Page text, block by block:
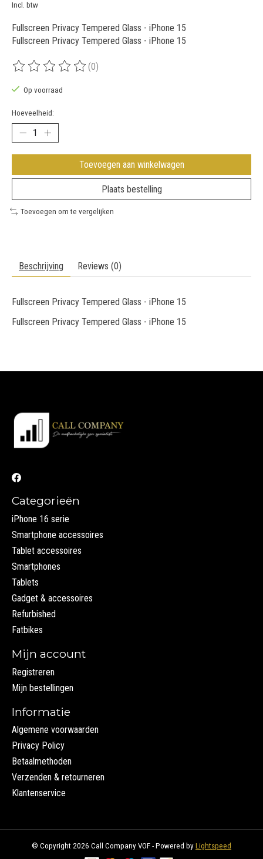
Incl. btw
Fullscreen Privacy Tempered Glass - iPhone 15
Fullscreen Privacy Tempered Glass - iPhone 15
De beoordeling van dit product is
(0)
Op voorraad
Hoeveelheid:
Toevoegen aan winkelwagen
Plaats bestelling
Toevoegen om te vergelijken
Beschrijving Reviews (0)
Fullscreen Privacy Tempered Glass - iPhone 15
Fullscreen Privacy Tempered Glass - iPhone 15
Categorieën
iPhone 16 serie
Smartphone accessoires
Tablet accessoires
Smartphones
Tablets
Gadget & accessoires
Refurbished
Fatbikes
Mijn account
Registreren
Mijn bestellingen
Informatie
Algemene voorwaarden
Privacy Policy
Betaalmethoden
Verzenden & retourneren
Klantenservice
© Copyright 2026 Call Company VOF - Powered by Lightspeed